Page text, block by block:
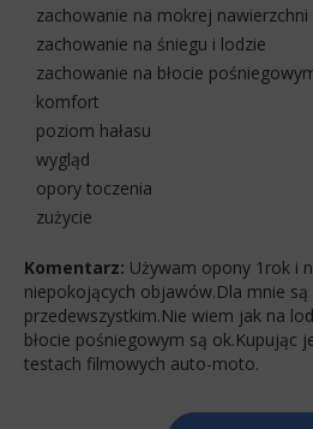
zachowanie na mokrej nawierzchni
zachowanie na śniegu i lodzie
zachowanie na błocie
komfort
poziom hałasu
wygląd
opory toczenia
zużycie
Komentarz: Używam opony 1rok i
niepokojących objawów.Dla mnie są
przedewszystkim.Nie wiem jak na
błocie pośniegowym są ok.Kupując
testach filmowych auto-moto.